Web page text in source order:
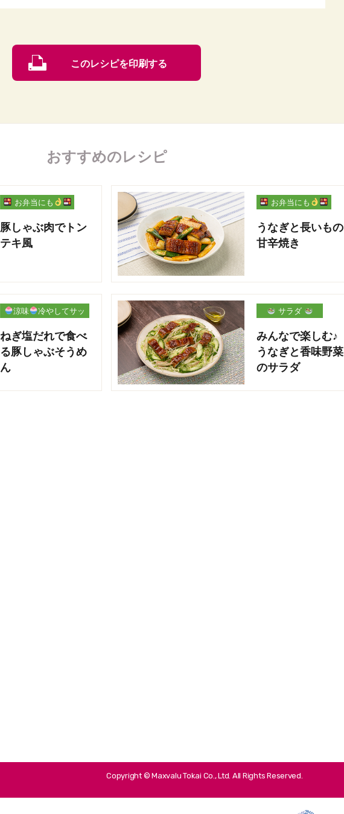
このレシピを印刷する
おすすめのレシピ
お弁当にも
豚しゃぶ肉でトン
テキ風
お弁当にも
うなぎと長いもの
甘辛焼き
涼味
冷やしてサッ
ねぎ塩だれで食べ
る豚しゃぶそうめ
ん
サラダ
みんなで楽しむ♪
うなぎと香味野菜
のサラダ
Copyright © Maxvalu Tokai Co., Ltd. All Rights Reserved.